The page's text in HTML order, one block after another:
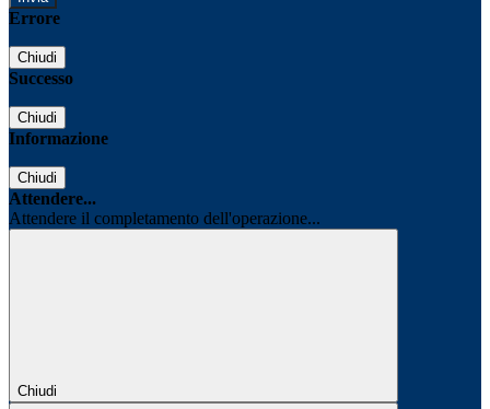
Errore
Chiudi
Successo
Chiudi
Informazione
Chiudi
Attendere...
Attendere il completamento dell'operazione...
Chiudi